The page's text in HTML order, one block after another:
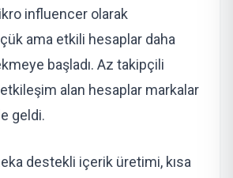
influencer olarak
ama etkili hesaplar daha
başladı. Az takipçili
alan hesaplar markalar
geldi.
destekli içerik üretimi, kısa